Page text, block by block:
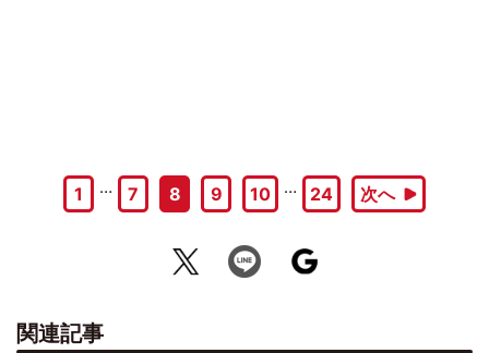
1 … 7 8 9 10 … 24 次へ
関連記事